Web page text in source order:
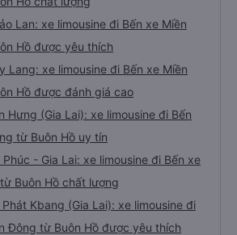
Lan: xe limousine đi Bến xe Miền
Hồ được yêu thích
Lang: xe limousine đi Bến xe Miền
Hồ được đánh giá cao
Hưng (Gia Lai): xe limousine đi Bến
từ Buôn Hồ uy tín
Phúc - Gia Lai: xe limousine đi Bến xe
Buôn Hồ chất lượng
Kbang (Gia Lai): xe limousine đi
Đông từ Buôn Hồ được yêu thích